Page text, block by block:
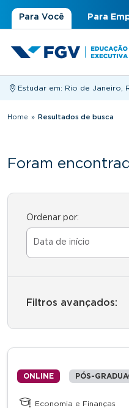
Para Você Para
Estudar em: Rio de Janeiro,
Você está aqui
Home » Resultados de busca
Foram
Ordenar por:
Filtros avançados:
ONLINE PÓS-
Economia e Finanças